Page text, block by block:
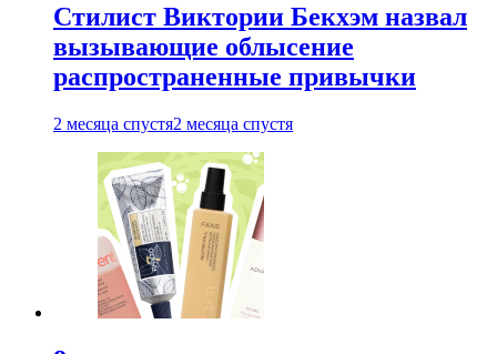
Стилист Виктории Бекхэм назвал
вызывающие облысение
распространенные привычки
2 месяца спустя2 месяца спустя